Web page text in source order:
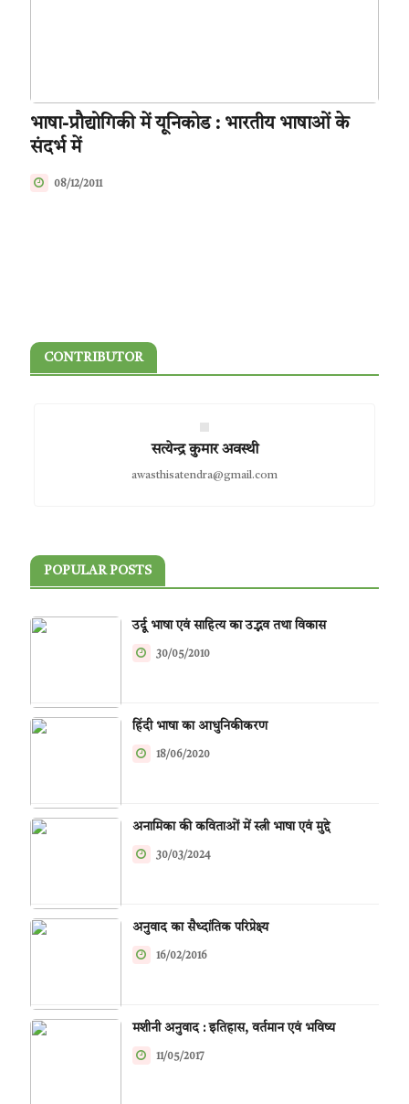
भाषा-प्रौद्योगिकी में यूनिकोड : भारतीय भाषाओं के
संदर्भ में
08/12/2011
CONTRIBUTOR
सत्येन्द्र कुमार अवस्थी
awasthisatendra@gmail.com
POPULAR POSTS
उर्दू भाषा एवं साहित्य का उद्भव तथा विकास
30/05/2010
हिंदी भाषा का आधुनिकीकरण
18/06/2020
अनामिका की कविताओं में स्त्री भाषा एवं मुद्दे
30/03/2024
अनुवाद का सैध्दांतिक परिप्रेक्ष्य
16/02/2016
मशीनी अनुवाद : इतिहास, वर्तमान एवं भविष्य
11/05/2017